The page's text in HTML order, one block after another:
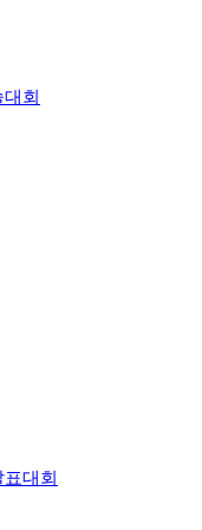
회
대회